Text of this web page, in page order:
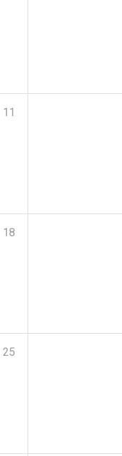
11
18
25